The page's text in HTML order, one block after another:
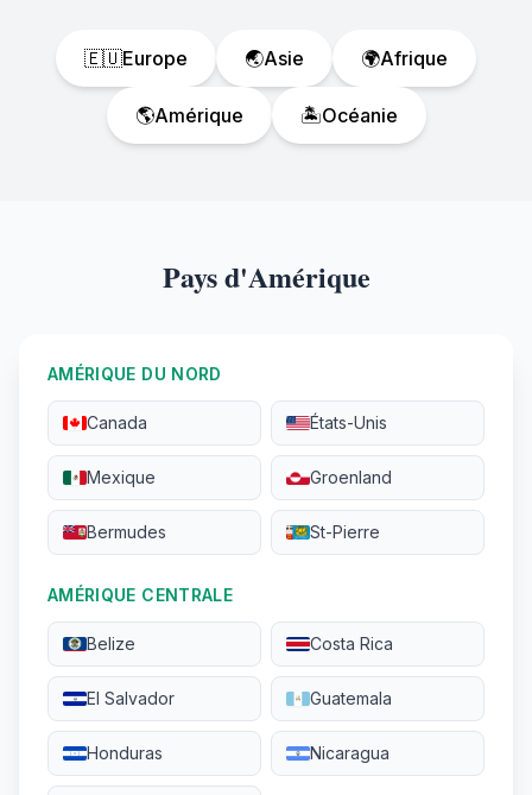
🇪🇺Europe 🌏Asie 🌍Afrique
🌎Amérique 🏝️Océanie
Pays d'Amérique
AMÉRIQUE DU NORD
Canada États-Unis
Mexique Groenland
Bermudes St-Pierre
AMÉRIQUE CENTRALE
Belize Costa Rica
El Salvador Guatemala
Honduras Nicaragua